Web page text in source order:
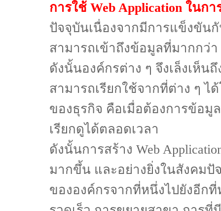
การใช้ Web Application ในก
ปัจจุบันเนื่องจากมีการแข็งขัน
สามารถเข้าถึงข้อมูลที่มากกว่
ดังนั้นองค์กรต่าง ๆ จึงเล็งเห็
สามารถเรียกใช้จากที่ต่าง ๆ ไ
ของธุรกิจ คือเมื่อต้องการข้อ
เรียกดูได้ตลอดเวลา
ดังนั้นการสร้าง Web
มากขึ้น และอย่างยิ่งในสังคมปั
ขององค์กรจากที่หนึ่งไปยังอีก